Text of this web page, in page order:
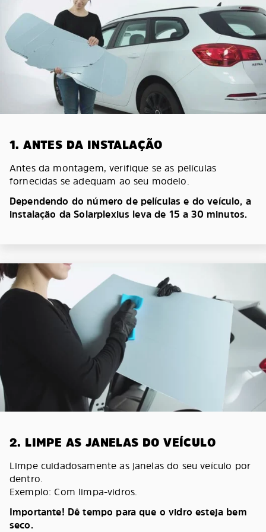
1. ANTES DA INSTALAÇÃO
Antes da montagem, verifique se as películas
fornecidas se adequam ao seu modelo.
Dependendo do número de películas e do veículo, a
instalação da Solarplexius leva de 15 a 30 minutos.
2. LIMPE AS JANELAS DO VEÍCULO
Limpe cuidadosamente as janelas do seu veículo por
dentro.
Exemplo: Com limpa-vidros.
Importante! Dê tempo para que o vidro esteja bem
seco.